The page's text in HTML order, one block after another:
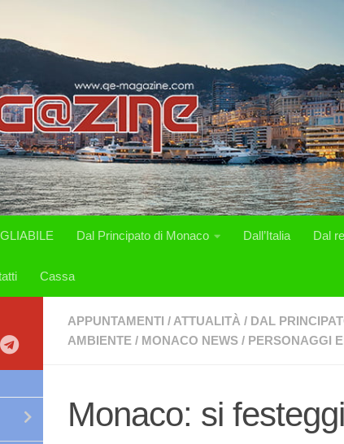
Dal Principato di Monaco Dall’Italia Dal
Cassa
APPUNTAMENTI / ATTUALITÀ / DAL
AMBIENTE / MONACO NEWS / PERSONAGGI
Monaco: si